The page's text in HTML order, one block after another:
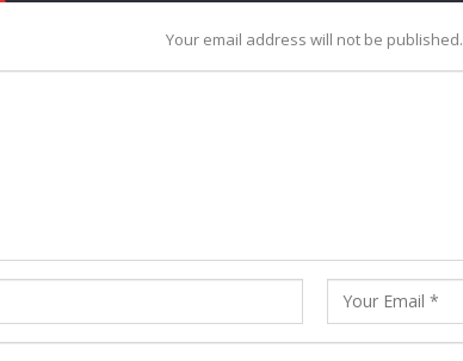
Your email address will not be published.